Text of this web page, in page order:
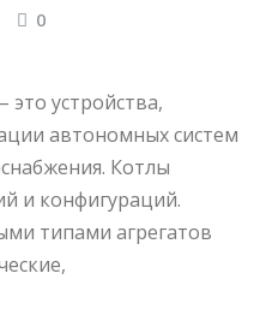
0
устройства,
автономных систем
Котлы
и конфигураций.
типами агрегатов